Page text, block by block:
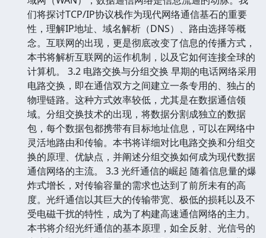
们将探讨TCP/IP协议栈作为现代网络通信基石的重要
性，理解IP地址、域名解析（DNS）、路由选择等概
念。互联网的出现，更是彻底改变了信息的传播方式，
本书将解析互联网的运作机制，以及它如何连接全球的
计算机。 3.2 电路交换与分组交换 早期的电话网络采用
电路交换，即在通信双方之间建立一条专用的、独占的
物理链路。这种方式效率较低，尤其是在数据通信领
域。分组交换技术的出现，将数据分割成独立的数据
包，每个数据包都携带有目标地址信息，可以在网络中
灵活地路由和传输。本书将详细对比电路交换和分组交
换的原理、优缺点，并阐述分组交换如何成为现代数据
通信网络的主流。 3.3 光纤通信的崛起 随着信息量的爆
炸式增长，对传输容量的需求也达到了前所未有的高
度。光纤通信以其巨大的传输带宽、极低的损耗以及不
受电磁干扰的特性，成为了构建高速通信网络的主力。
本书将介绍光纤通信的基本原理，如全反射、光信号的